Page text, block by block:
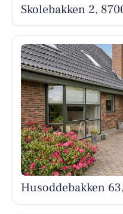
Skolebakken 2,
Husoddebakken